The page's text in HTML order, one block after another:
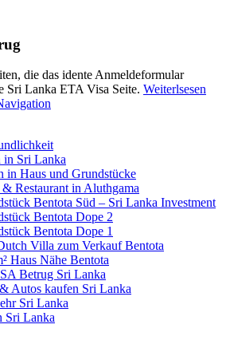
die das idente Anmeldeformular
Sri Lanka ETA Visa Seite. Weiterlsesen
in Sri Lanka
in Haus und Grundstücke
Restaurant in Aluthgama
Bentota Süd – Sri Lanka Investment
Bentota Dope 2
Bentota Dope 1
Villa zum Verkauf Bentota
Haus Nähe Bentota
Betrug Sri Lanka
Autos kaufen Sri Lanka
Sri Lanka
Sri Lanka